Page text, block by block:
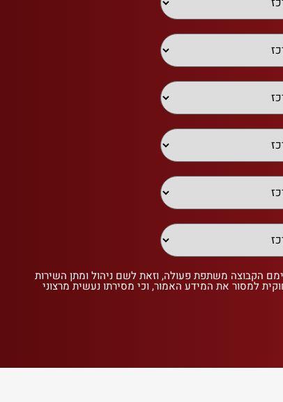
הקבוצה משתפת פעולה, וזאת לשם ניהול ומתן השירות
למסור את המידע האמור, וכי מסירתו נעשית מרצוני